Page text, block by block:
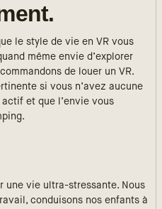
le style de vie en VR vous
même envie d’explorer
de louer un VR.
si vous n’avez aucune
et que l’envie vous
une vie ultra-stressante. Nous
conduisons nos enfants à